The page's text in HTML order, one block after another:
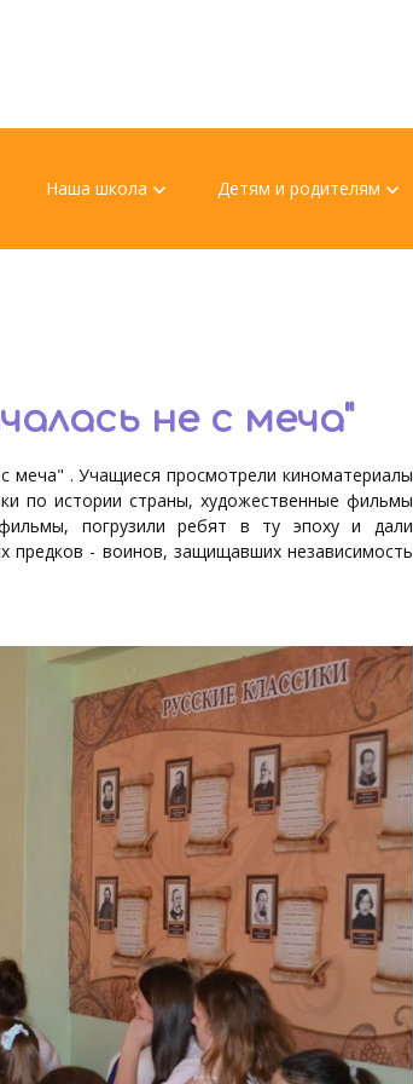
Наша школа keyboard_arrow_down Детям и родителям keyboard_arrow_down
не с меча"
. Учащиеся просмотрели киноматериалы
по истории страны, художественные фильмы
погрузили ребят в ту эпоху и дали
предков - воинов, защищавших независимость